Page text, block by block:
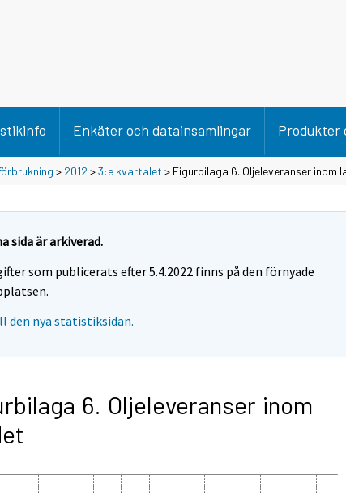
Enkäter och datainsamlingar Produkter
> 2012 >3:e kvartalet > Figurbilaga 6. Oljeleveranser inom
sida är arkiverad.
som publicerats efter 5.4.2022 finns på den förnyade
den nya statistiksidan.
6. Oljeleveranser inom